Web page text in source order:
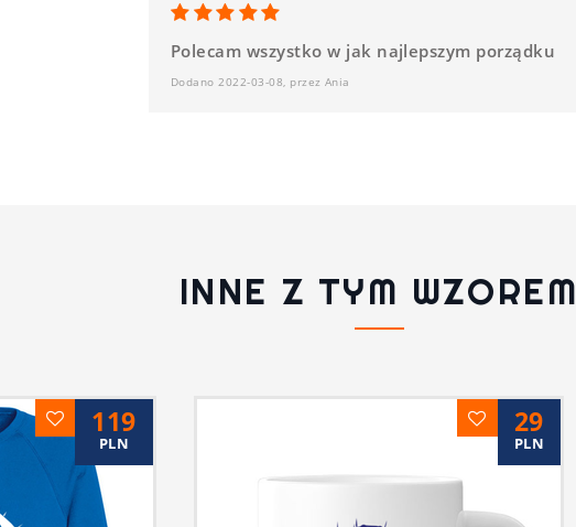
Polecam wszystko w jak najlepszym porządku
Dodano 2022-03-08, przez Ania
INNE Z TYM WZOREM
119
PLN
29
PLN